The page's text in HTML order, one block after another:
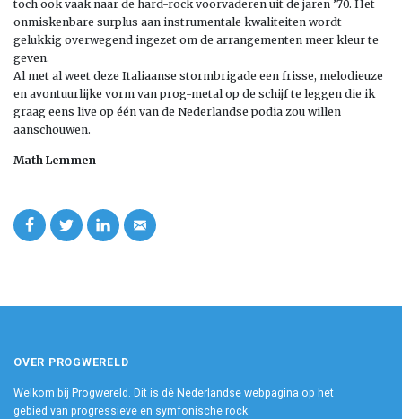
toch ook vaak naar de hard-rock voorvaderen uit de jaren ’70. Het
onmiskenbare surplus aan instrumentale kwaliteiten wordt
gelukkig overwegend ingezet om de arrangementen meer kleur te
geven.
Al met al weet deze Italiaanse stormbrigade een frisse, melodieuze
en avontuurlijke vorm van prog-metal op de schijf te leggen die ik
graag eens live op één van de Nederlandse podia zou willen
aanschouwen.
Math Lemmen
OVER PROGWERELD
Welkom bij Progwereld. Dit is dé Nederlandse webpagina op het
gebied van progressieve en symfonische rock.